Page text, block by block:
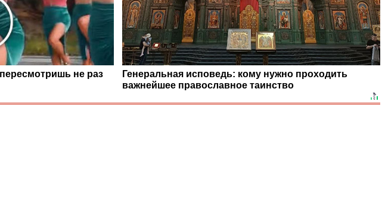
не раз
Генеральная исповедь: кому нужно проходить
важнейшее православное таинство